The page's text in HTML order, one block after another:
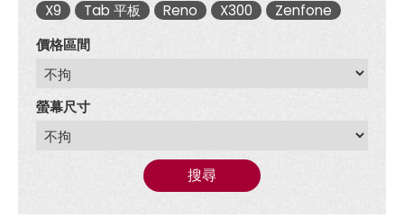
X9
Tab 平板 Reno X300
Zenfone
價格區間
螢幕尺寸
搜尋